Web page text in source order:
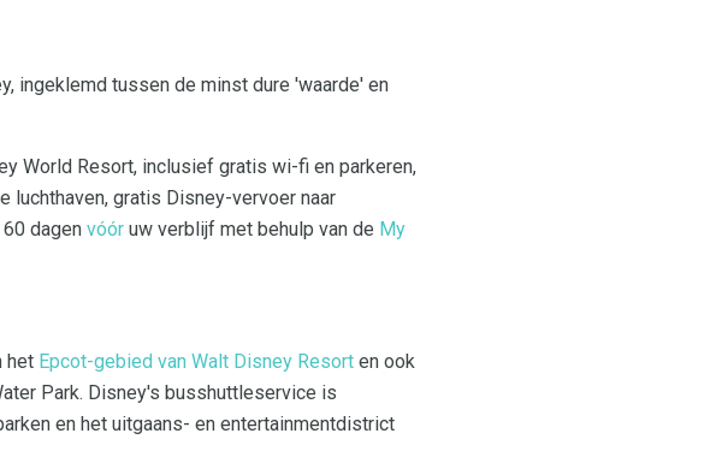
ingeklemd tussen de minst dure 'waarde' en
World Resort, inclusief gratis wi-fi en parkeren,
gratis Disney-vervoer naar
dagen vóór uw verblijf met behulp van de My
het Epcot-gebied van Walt Disney Resort en ook
Park. Disney's busshuttleservice is
en het uitgaans- en entertainmentdistrict